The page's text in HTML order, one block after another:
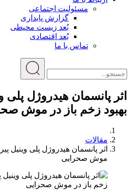
مسئولیت اجتماعی
گزارش پایداری
بُعد زیست محیطی
بُعد اقتصادی
تماس با ما
اثر پانسمان هیدروژل پلی
بهبود زخم باز در موش
مقالات
اثر پانسمان هیدروژل پلی وینیل
موش صحرایی